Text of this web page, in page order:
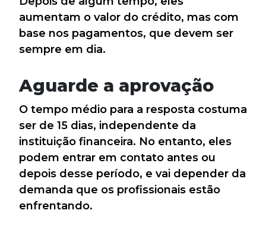
aumentam o valor do crédito, mas com
base nos pagamentos, que devem ser
sempre em dia.
Aguarde a aprovação
O tempo médio para a resposta costuma
ser de 15 dias, independente da
instituição financeira. No entanto, eles
podem entrar em contato antes ou
depois desse período, e vai depender da
demanda que os profissionais estão
enfrentando.